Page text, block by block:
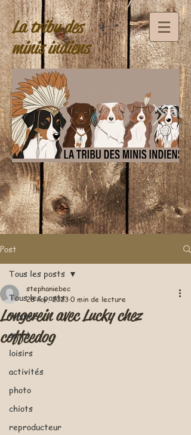
La tribu des
minis indiens
Post
Tous les posts
frisbee
sport
loisirs
activités
photo
chiots
reproducteur
Tous les posts
Longerein avec Lucky chez
coffeedog
stephaniebec
28 nov. 20230 min de lecture